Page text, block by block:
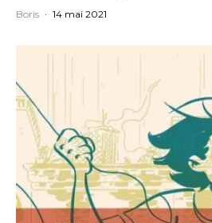
Boris · 14 mai 2021